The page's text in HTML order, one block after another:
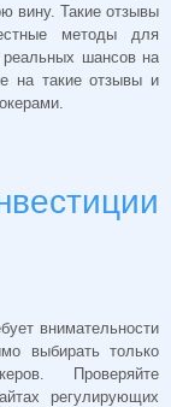
вину. Такие отзывы
методы для
реальных шансов на
на такие отзывы и
внимательности
выбирать только
Проверяйте
регулирующих